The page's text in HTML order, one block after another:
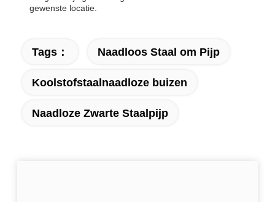
gewenste locatie.
Tags： Naadloos Staal om Pijp
Koolstofstaalnaadloze buizen
Naadloze Zwarte Staalpijp